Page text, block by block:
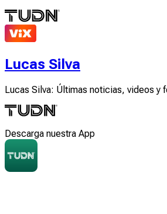
Lucas Silva
Lucas Silva: Últimas noticias, videos y
Descarga nuestra App